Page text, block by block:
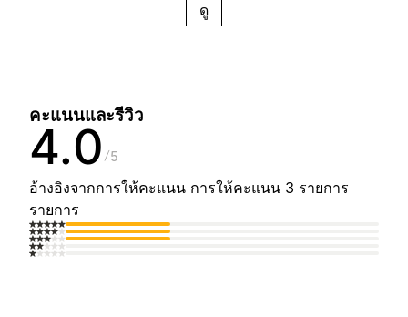
ดู
คะแนนและรีวิว
4.0 5
อ้างอิงจากการให้คะแนน การให้คะแนน 3 รายการ
รายการ